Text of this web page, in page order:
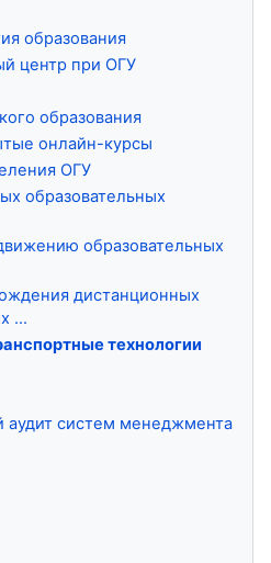
образования
центр при ОГУ
образования
онлайн-курсы
ОГУ
образовательных
образовательных
дистанционных
...
технологии
аудит систем менеджмента